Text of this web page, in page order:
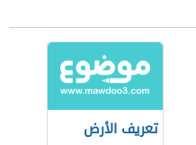
تعريف الأرض